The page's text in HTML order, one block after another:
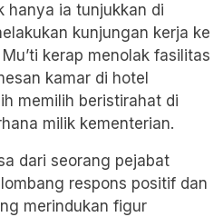
hanya ia tunjukkan di
kunjungan kerja ke
kerap menolak fasilitas
kamar di hotel
memilih beristirahat di
milik kementerian.
dari seorang pejabat
respons positif dan
merindukan figur